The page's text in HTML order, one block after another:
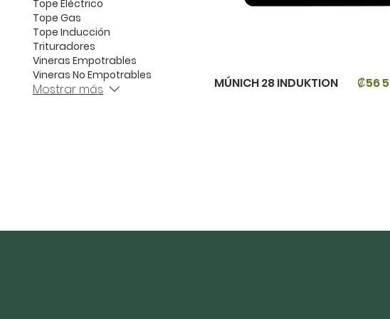
Tope Eléctrico
Tope Gas
Tope Inducción
Trituradores
Vineras Empotrables
Vineras No Empotrables
Mostrar más
MÚNICH 28 INDUKTION
₡56